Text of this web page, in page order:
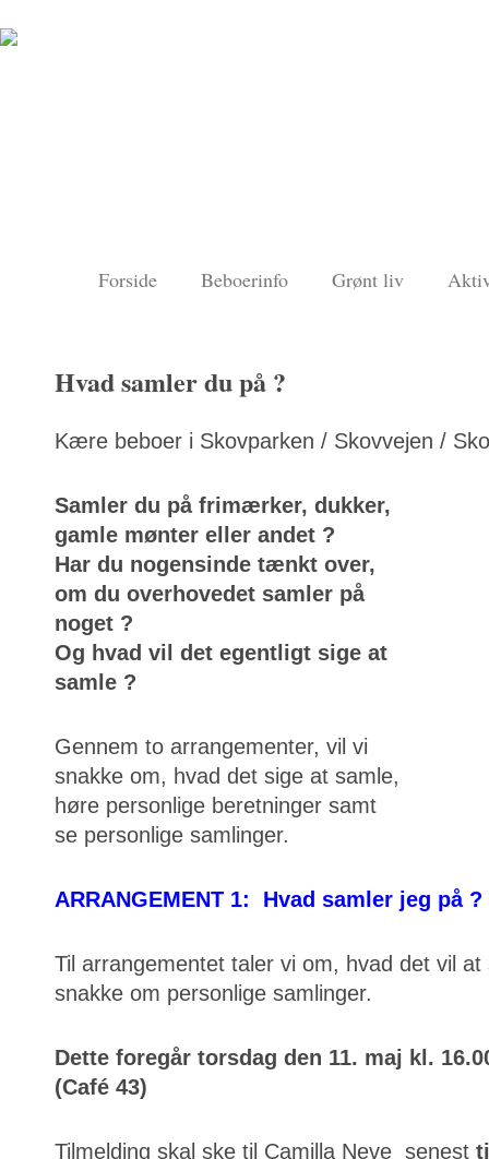
Forside Beboerinfo Grønt liv
Hvad samler du på ?
Kære beboer i Skovparken / Skovvejen /
Samler du på frimærker, dukker,
gamle mønter eller andet ?
Har du nogensinde tænkt over,
om du overhovedet samler på
noget ?
Og hvad vil det egentligt sige at
samle ?
Gennem to arrangementer, vil vi
snakke om, hvad det sige at samle,
høre personlige beretninger samt
se personlige samlinger.
ARRANGEMENT 1: Hvad samler jeg på ?
Til arrangementet taler vi om, hvad det vil
snakke om personlige samlinger.
Dette foregår torsdag den 11. maj kl.
(Café 43)
Tilmelding skal ske til Camilla Neve senest